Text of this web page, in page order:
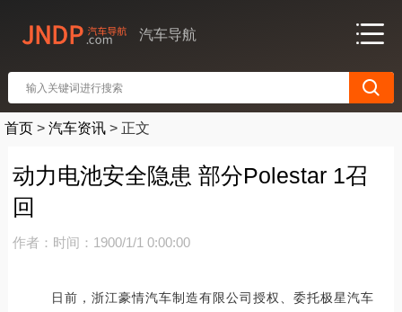
汽车导航
首页 > 汽车资讯 > 正文
动力电池安全隐患 部分Polestar 1召
回
作者： 时间：1900/1/1 0:00:00
日前，浙江豪情汽车制造有限公司授权、委托极星汽车